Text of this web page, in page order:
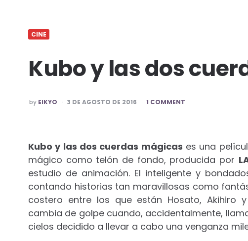
CINE
Kubo y las dos
POSTED
BY
by EIKYO 3 DE AGOSTO DE 2016 1 COMMENT
Kubo y las dos cuerdas mágicas es una
mágico como telón de fondo, producida por
estudio de animación. El inteligente y
contando historias tan maravillosas como
costero entre los que están Hosato, Akihiro
cambia de golpe cuando, accidentalmente,
cielos decidido a llevar a cabo una venganza